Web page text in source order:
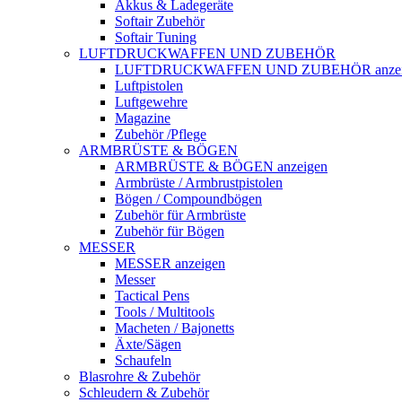
Akkus & Ladegeräte
Softair Zubehör
Softair Tuning
LUFTDRUCKWAFFEN UND ZUBEHÖR
LUFTDRUCKWAFFEN UND ZUBEHÖR
Luftpistolen
Luftgewehre
Magazine
Zubehör /Pflege
ARMBRÜSTE & BÖGEN
ARMBRÜSTE & BÖGEN anzeigen
Armbrüste / Armbrustpistolen
Bögen / Compoundbögen
Zubehör für Armbrüste
Zubehör für Bögen
MESSER
MESSER anzeigen
Messer
Tactical Pens
Tools / Multitools
Macheten / Bajonetts
Äxte/Sägen
Schaufeln
Blasrohre & Zubehör
Schleudern & Zubehör